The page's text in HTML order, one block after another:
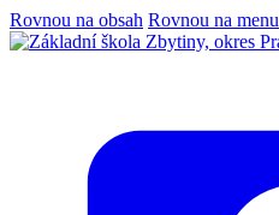
Rovnou na obsah Rovnou na menu